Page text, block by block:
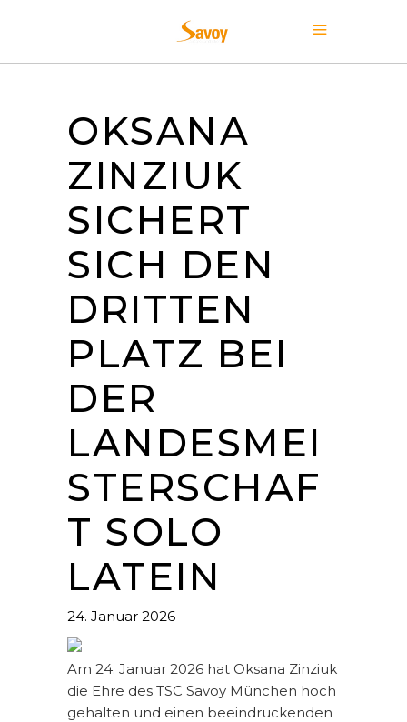
OKSANA
ZINZIUK
SICHERT
SICH DEN
DRITTEN
PLATZ BEI
DER
LANDESMEI
STERSCHAF
T SOLO
LATEIN
24. Januar 2026
Am 24. Januar 2026 hat Oksana Zinziuk
die Ehre des TSC Savoy München hoch
gehalten und einen beeindruckenden